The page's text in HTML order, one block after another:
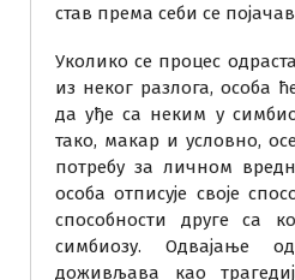
став према себи се
Уколико се процес
из неког разлога, особа
да уђе са неким у
тако, макар и условно,
потребу за личном
особа отписује своје
способности друге са
симбиозу. Одвајање
доживљава као